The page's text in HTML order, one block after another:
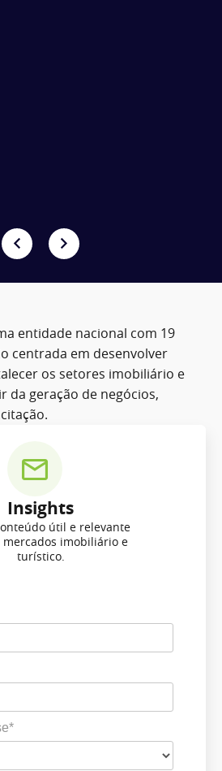
entidade nacional com 19
centrada em desenvolver
os setores imobiliário e
da geração de negócios,
Insights
útil e relevante
mercados imobiliário e
turístico.